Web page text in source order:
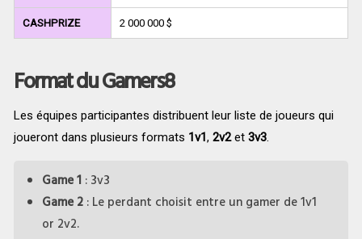
CASHPRIZE 2 000 000 $
Format du Gamers8
Les équipes participantes distribuent leur liste de joueurs qui
joueront dans plusieurs formats 1v1, 2v2et 3v3.
Game 1: 3v3
Game 2: Le perdant choisit entre un gamer de 1v1
or 2v2.